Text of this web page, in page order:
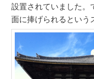
設置されていました。
面に捧げられるという